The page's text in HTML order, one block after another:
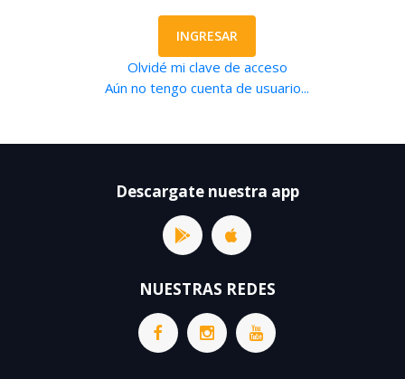
INGRESAR
Olvidé mi clave de acceso
Aún no tengo cuenta de usuario...
Descargate nuestra app
NUESTRAS REDES